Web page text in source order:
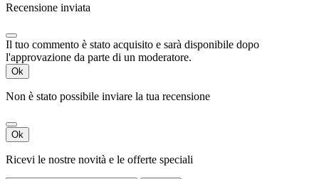
Recensione inviata
Il tuo commento è stato acquisito e sarà disponibile dopo
l'approvazione da parte di un moderatore.
Ok
Non è stato possibile inviare la tua recensione
Ok
Ricevi le nostre novità e le offerte speciali